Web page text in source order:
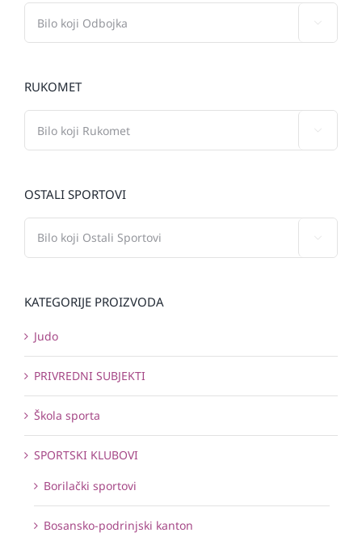
RUKOMET
OSTALI SPORTOVI
KATEGORIJE PROIZVODA
Judo
PRIVREDNI SUBJEKTI
Škola sporta
SPORTSKI KLUBOVI
Borilački sportovi
Bosansko-podrinjski kanton